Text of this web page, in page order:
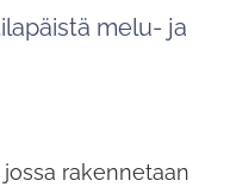
melu- ja
rakennetaan